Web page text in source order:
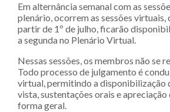
Em alternância semanal com as
plenário, ocorrem as sessões virtuais,
partir de 1º de julho, ficarão
a segunda no Plenário Virtual.
Nessas sessões, os membros não se
Todo processo de julgamento é
virtual, permitindo a disponibilização
vista, sustentações orais e apreciação
forma geral.